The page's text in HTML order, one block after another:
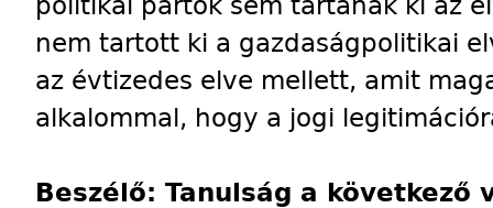
nem tartott ki a gazdaságpolitikai
az évtizedes elve mellett, amit
alkalommal, hogy a jogi
Beszélő: Tanulság a következő